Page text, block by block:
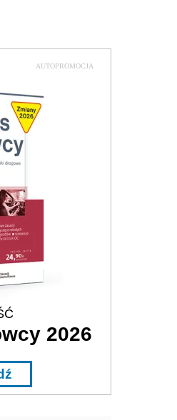
AUTOPROMOCJA
2026